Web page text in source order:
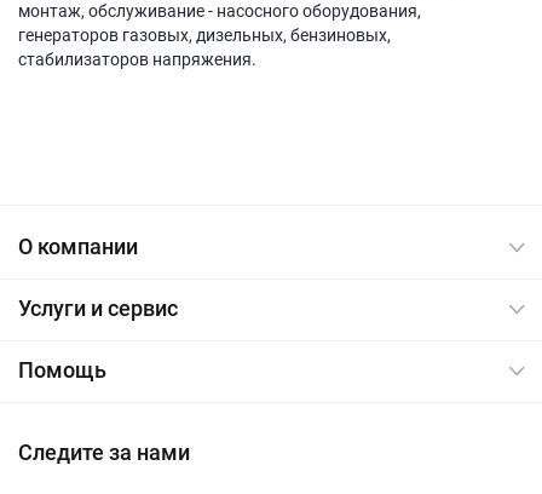
монтаж, обслуживание - насосного оборудования,
генераторов газовых, дизельных, бензиновых,
стабилизаторов напряжения.
О компании
Услуги и сервис
Помощь
Следите за нами